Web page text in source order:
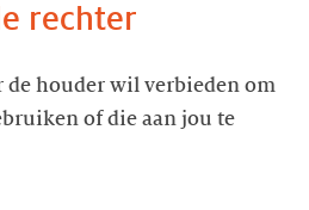
rechter
de houder wil verbieden om
of die aan jou te